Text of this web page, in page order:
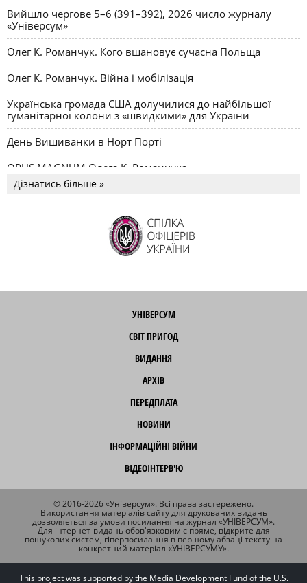
Вийшло чергове 5–6 (391–392), 2026 число журналу
«Універсум»
Олег К. Романчук. Кого вшановує сучасна Польща
Олег К. Романчук. Війна і мобілізація
Українська громада США долучилися до найбільшої
гуманітарної колони з «швидкими» для України
День Вишиванки в Норт Порті
OPUS MAGNUM Олега К. Романчука
Дізнатись більше »
УНІВЕРСУМ
СВІТ ПРИГОД
ВИДАННЯ
АРХІВ
ПЕРЕДПЛАТА
НОВИНИ
ІНФОРМАЦІЙНІ ВІЙНИ
ВІДЕОІНТЕРВ'Ю
© 2016-2026 «Універсум». Всі права застережено.
Використання матеріалів сайту для друкованих видань
дозволяється за умови посилання на журнал «УНІВЕРСУМ».
Для інтернет-видань обов'язковим є пряме, відкрите для
пошукових систем, гіперпосилання в першому абзаці тексту на
конкретний матеріал «УНІВЕРСУМУ».
This project was supported by the Media Development Fund of the U.S.